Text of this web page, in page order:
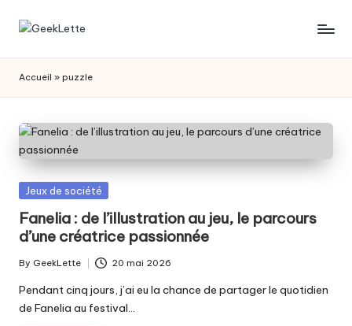
Skip
G
e
e
k
L
e
t
t
e
les
de
société
Accueil » puzzle
Posted
Jeux de société
Fanelia : de l’illustration au jeu, le parcours
d’une créatrice passionnée
Posted
by
By GeekLette 20 mai 2026
Pendant cinq jours, j’ai eu la chance de partager le quotidien
de Fanelia au festival…